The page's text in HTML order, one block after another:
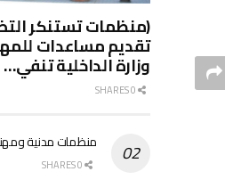
(منظمات تستنكر
تقديم مساعدات
وزارة الداخلية تنفي…
منظمات مدنية